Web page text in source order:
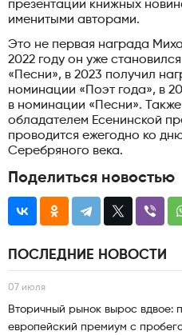
презентации книжных
именитыми авторами.
Это не первая награда
2022 году он уже
«Песни», в 2023 получил
номинации «Поэт года», в
в номинации «Песни».
обладателем Есенинской
проводится ежегодно ко
Серебряного века.
Поделиться новостью
ПОСЛЕДНИЕ НОВОСТИ
07 июля
Вторичный рынок вырос вдвое:
европейский премиум с